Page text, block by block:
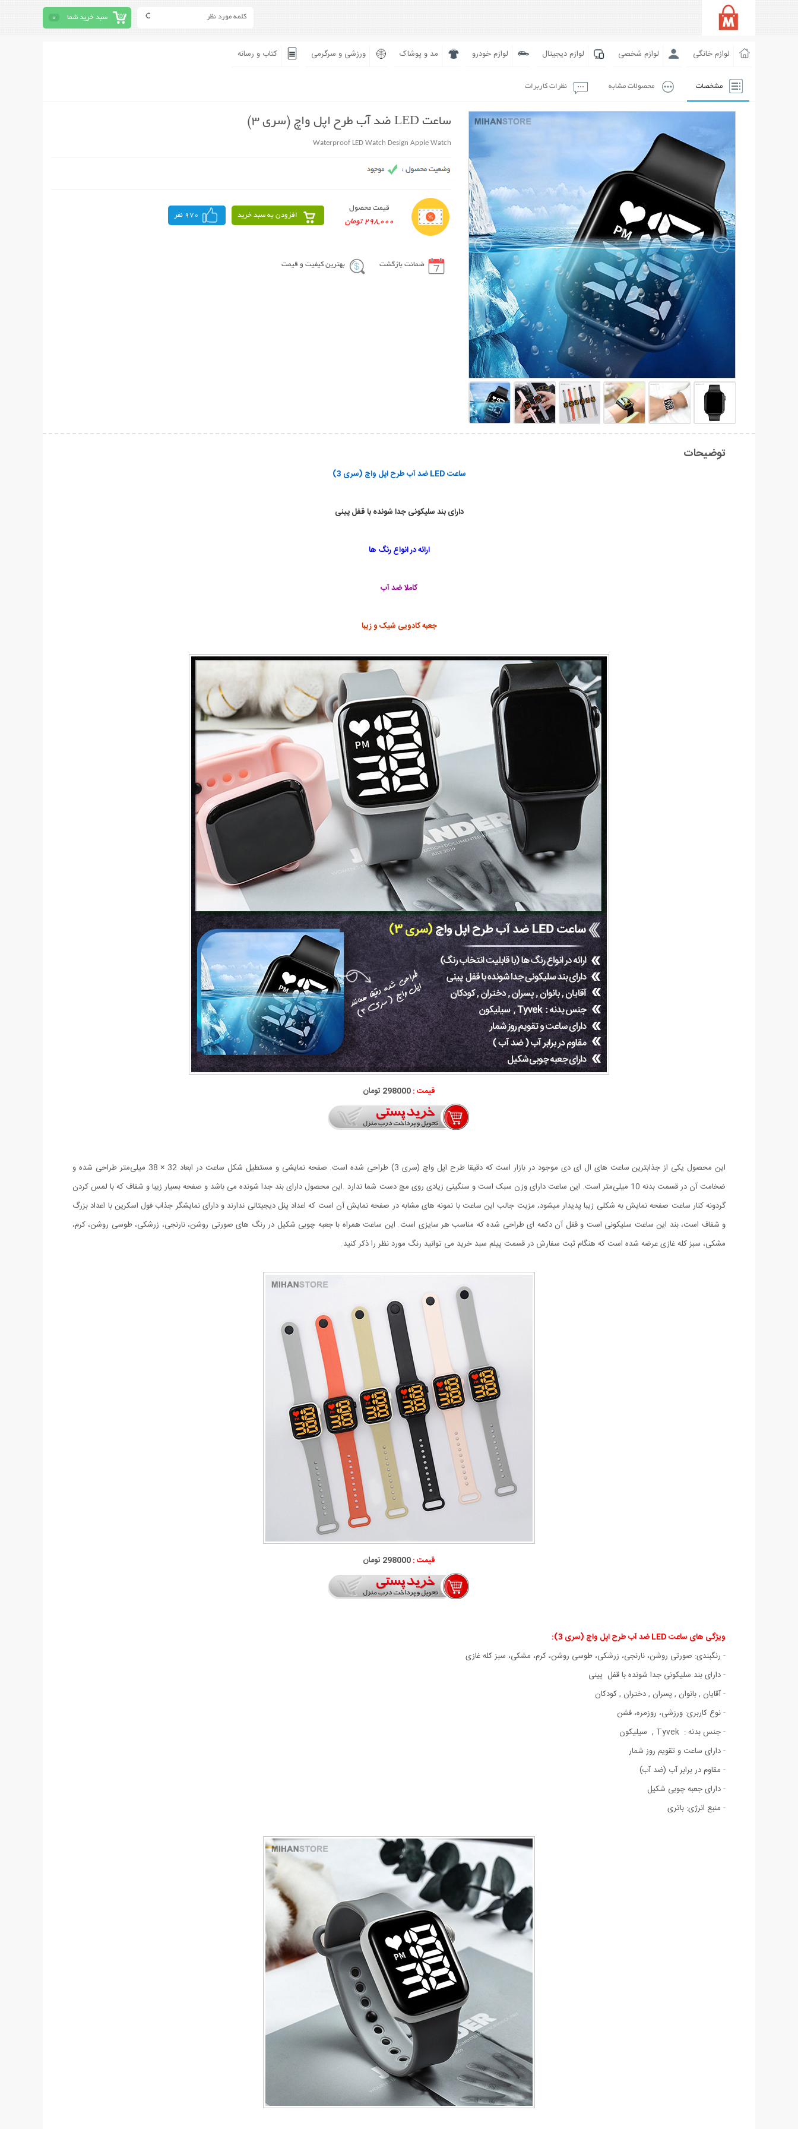
سبد خرید شما 0
لوازم خانگی لوازم شخصی لوازم دیجیتال لوازم خودرو مد و پوشاک ورزشی و سرگرمی کتاب و رسانه
مشخصات محصولات مشابه نظرات کاربرات
ساعت LED ضد آب طرح اپل واچ (سری 3)
Waterproof LED Watch Design Apple Watch
قیمت محصول
298,000 تومان
افزودن به سبد خرید 970 نفر
ضمانت بازگشت بهترین کیفیت و قیمت
توضیحات
ساعت LED ضد آب طرح اپل واچ (سری 3)
دارای بند سلیکونی جدا شونده با قفل پینی
ارائه در انواع رنگ ها
کاملا ضد آب
جعبه کادویی شیک و زیبا
قیمت :298000 تومان
این محصول یکی از جذابترین ساعت های ال ای دی موجود در بازار است که دقیقا طرح اپل واچ (سری 3) طراحی شده است. صفحه نمایشی و مستطیل شکل ساعت در ابعاد 32 × 38 میلی‌متر طراحی شده و
ضخامت آن در قسمت بدنه 10 میلی‌متر است. این ساعت دارای وزن سبک است و سنگینی زیادی روی مچ دست شما ندارد .این محصول دارای بند جدا شونده می باشد و صفحه بسیار زیبا و شفاف که با لمس کردن
گردونه کنار ساعت صفحه نمایش به شکلی زیبا پدیدار میشود، مزیت جالب این ساعت با نمونه های مشابه در صفحه نمایش آن است که اعداد پنل دیجیتالی ندارند و دارای نمایشگر جذاب فول اسکرین با اعداد بزرگ
و شفاف است، بند این ساعت سلیکونی است و قفل آن دکمه ای طراحی شده که مناسب هر سایزی است. این ساعت همراه با جعبه چوبی شکیل در رنگ های صورتی روشن، نارنجی، زرشکی، طوسی روشن، کرم،
مشکی، سبز کله غازی عرضه شده است که هنگام ثبت سفارش در قسمت پیلم سبد خرید می توانید رنگ مورد نظر را ذکر کنید.
قیمت :298000 تومان
ویژگی های ساعت LED ضد آب طرح اپل واچ (سری 3):
- رنگبندی: صورتی روشن، نارنجی، زرشکی، طوسی روشن، کرم، مشکی، سبز کله غازی
- دارای بند سلیکونی جدا شونده با قفل پینی
- آقایان , بانوان , پسران , دختران , کودکان
- نوع کاربری: ورزشی، روزمره، فشن
- جنس بدنه : Tyvek , سیلیکون
- دارای ساعت و تقویم روز شمار
- مقاوم در برابر آب (ضد آب)
- دارای جعبه چوبی شکیل
- منبع انرژی: باتری